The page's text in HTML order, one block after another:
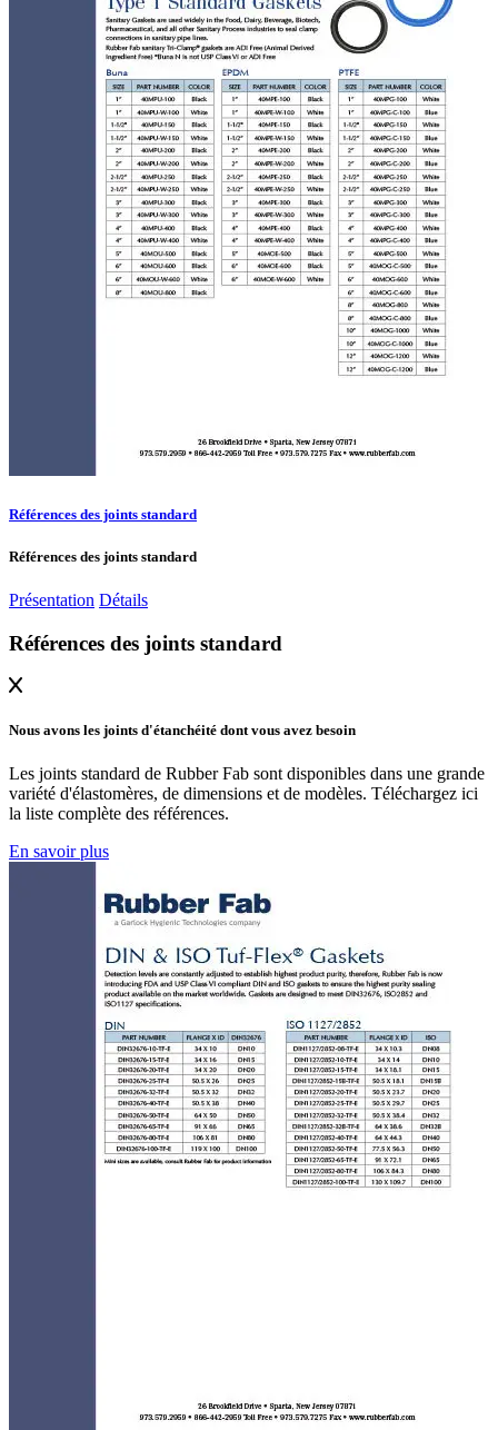
Références des joints standard
Références des joints standard
Présentation Détails
Références des joints standard
Nous avons les joints d'étanchéité dont vous avez besoin
Les joints standard de Rubber Fab sont disponibles dans une grande
variété d'élastomères, de dimensions et de modèles. Téléchargez ici
la liste complète des références.
En savoir plus